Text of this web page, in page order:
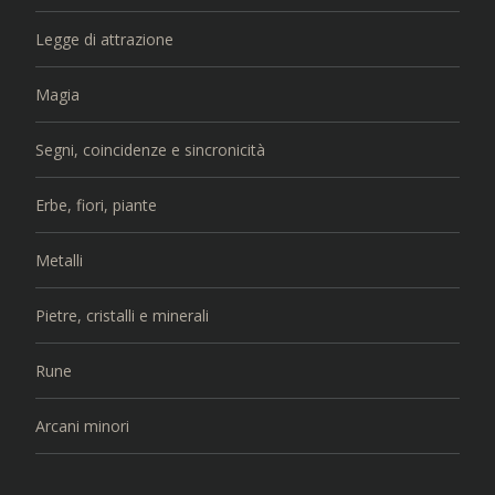
Legge di attrazione
Magia
Segni, coincidenze e sincronicità
Erbe, fiori, piante
Metalli
Pietre, cristalli e minerali
Rune
Arcani minori